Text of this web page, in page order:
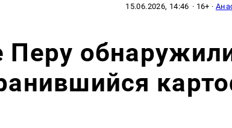
15.06.2026, 14:46 · 16+ ·